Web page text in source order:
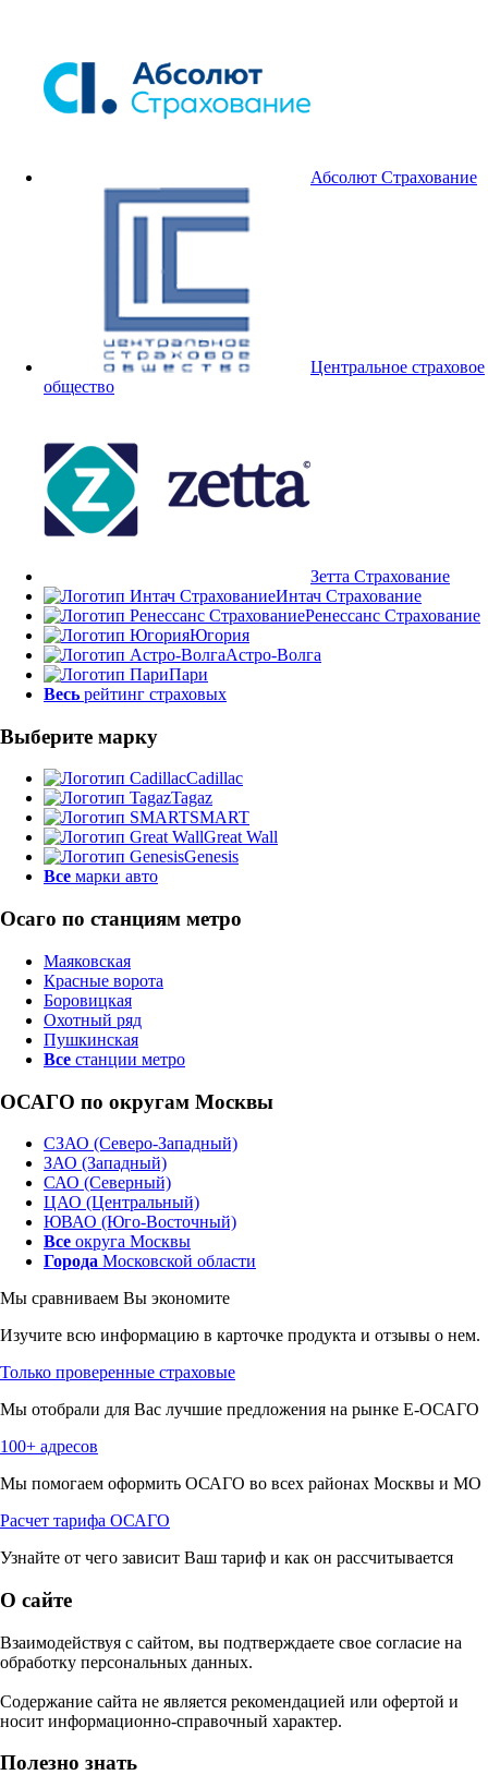
Абсолют Страхование
Центральное страховое
общество
Зетта Страхование
Интач Страхование
Ренессанс Страхование
Югория
Астро-Волга
Пари
Весь рейтинг страховых
Выберите марку
Cadillac
Tagaz
SMART
Great Wall
Genesis
Все марки авто
Осаго по станциям метро
Маяковская
Красные ворота
Боровицкая
Охотный ряд
Пушкинская
Все станции метро
ОСАГО по округам Москвы
СЗАО (Северо-Западный)
ЗАО (Западный)
САО (Северный)
ЦАО (Центральный)
ЮВАО (Юго-Восточный)
Все округа Москвы
Города Московской области
Мы сравниваем Вы экономите
Изучите всю информацию в карточке продукта и отзывы о нем.
Только проверенные страховые
Мы отобрали для Вас лучшие предложения на рынке Е-ОСАГО
100+ адресов
Мы помогаем оформить ОСАГО во всех районах Москвы и МО
Расчет тарифа ОСАГО
Узнайте от чего зависит Ваш тариф и как он рассчитывается
О сайте
Взаимодействуя с сайтом, вы подтверждаете свое согласие на
обработку персональных данных.
Содержание сайта не является рекомендацией или офертой и
носит информационно-справочный характер.
Полезно знать